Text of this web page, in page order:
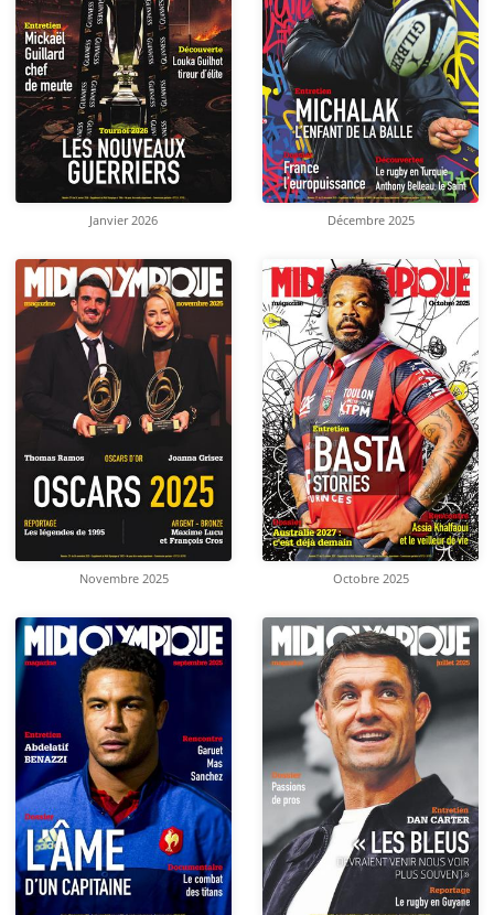
Janvier 2026 Décembre 2025
Novembre 2025 Octobre 2025